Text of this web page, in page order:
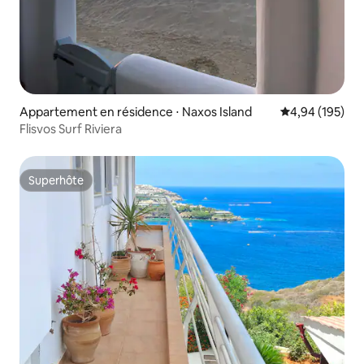
Appartement en résidence ⋅ Naxos Island Évaluation
4,94 (195)
Flisvos Surf Riviera
Superhôte
Superhôte